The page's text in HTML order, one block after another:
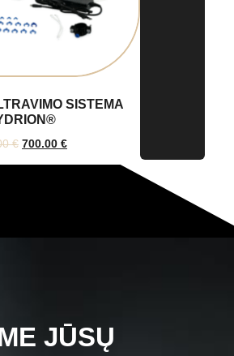
SISTEMA
€ 700.00 €
JŪSŲ